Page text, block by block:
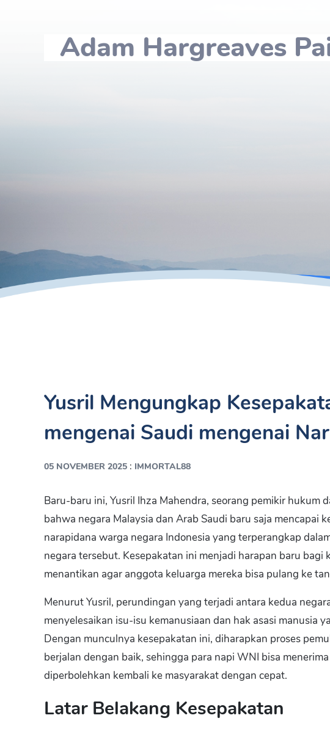
Adam Hargreaves
Yusril Mengungkap
mengenai Saudi mengenai
05 NOVEMBER 2025 : IMMORTAL88
Baru-baru ini, Yusril Ihza Mahendra, seorang pemikir hukum
bahwa negara Malaysia dan Arab Saudi baru saja mencapai
narapidana warga negara Indonesia yang terperangkap
negara tersebut. Kesepakatan ini menjadi harapan baru bagi
menantikan agar anggota keluarga mereka bisa pulang ke
Menurut Yusril, perundingan yang terjadi antara kedua
menyelesaikan isu-isu kemanusiaan dan hak asasi manusia
Dengan munculnya kesepakatan ini, diharapkan proses
berjalan dengan baik, sehingga para napi WNI bisa
diperbolehkan kembali ke masyarakat dengan cepat.
Latar Belakang Kesepakatan